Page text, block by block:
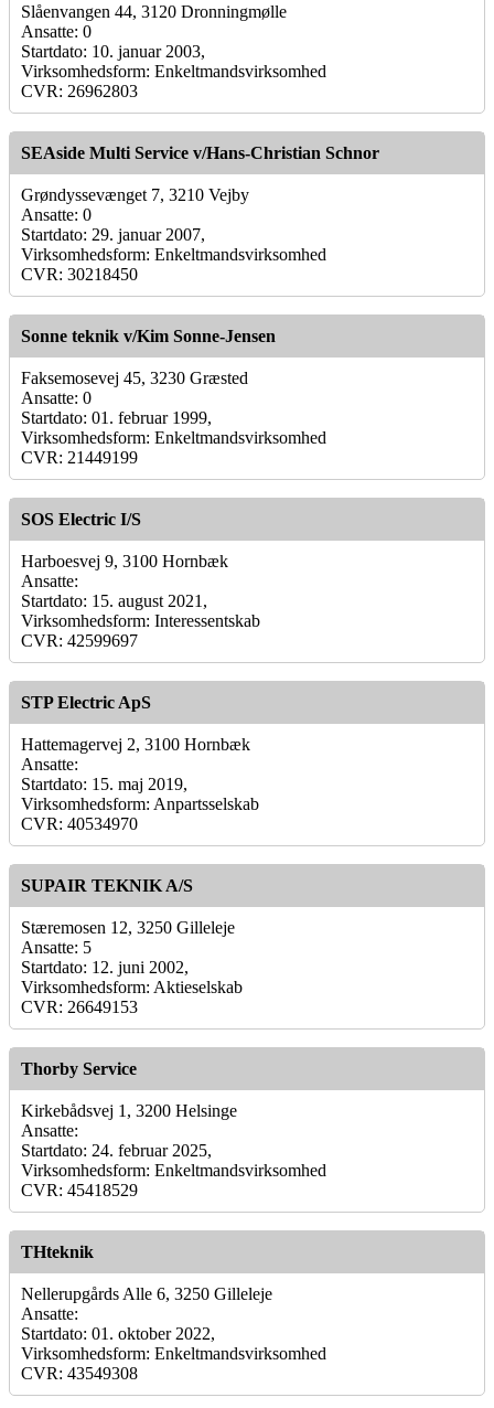
Slåenvangen 44, 3120 Dronningmølle
Ansatte: 0
Startdato: 10. januar 2003,
Virksomhedsform: Enkeltmandsvirksomhed
CVR: 26962803
SEAside Multi Service v/Hans-Christian Schnor
Grøndyssevænget 7, 3210 Vejby
Ansatte: 0
Startdato: 29. januar 2007,
Virksomhedsform: Enkeltmandsvirksomhed
CVR: 30218450
Sonne teknik v/Kim Sonne-Jensen
Faksemosevej 45, 3230 Græsted
Ansatte: 0
Startdato: 01. februar 1999,
Virksomhedsform: Enkeltmandsvirksomhed
CVR: 21449199
SOS Electric I/S
Harboesvej 9, 3100 Hornbæk
Ansatte:
Startdato: 15. august 2021,
Virksomhedsform: Interessentskab
CVR: 42599697
STP Electric ApS
Hattemagervej 2, 3100 Hornbæk
Ansatte:
Startdato: 15. maj 2019,
Virksomhedsform: Anpartsselskab
CVR: 40534970
SUPAIR TEKNIK A/S
Stæremosen 12, 3250 Gilleleje
Ansatte: 5
Startdato: 12. juni 2002,
Virksomhedsform: Aktieselskab
CVR: 26649153
Thorby Service
Kirkebådsvej 1, 3200 Helsinge
Ansatte:
Startdato: 24. februar 2025,
Virksomhedsform: Enkeltmandsvirksomhed
CVR: 45418529
THteknik
Nellerupgårds Alle 6, 3250 Gilleleje
Ansatte:
Startdato: 01. oktober 2022,
Virksomhedsform: Enkeltmandsvirksomhed
CVR: 43549308